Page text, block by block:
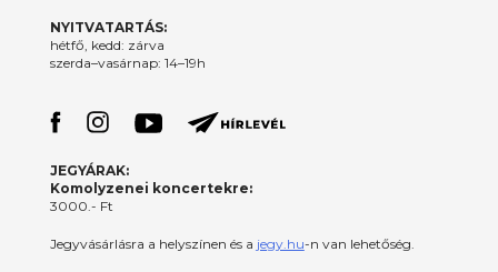
NYITVATARTÁS:
hétfő, kedd: zárva
szerda–vasárnap: 14–19h
JEGYÁRAK:
Komolyzenei koncertekre:
3000.- Ft
Jegyvásárlásra a helyszínen és a jegy.hu-n van lehetőség.